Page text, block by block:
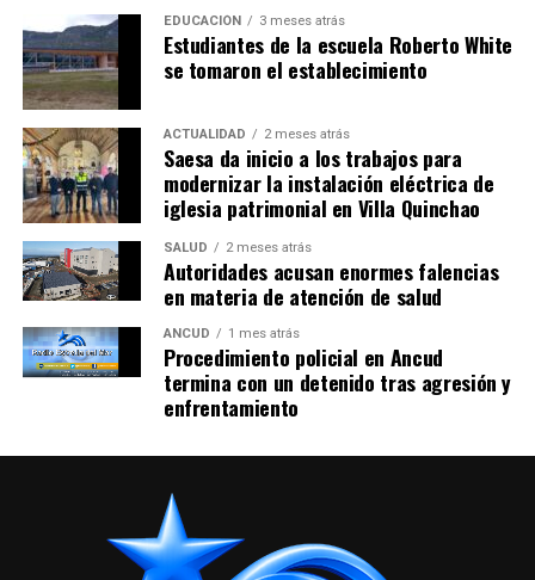
EDUCACIÓN 3 meses atrás
Estudiantes de la escuela Roberto White
se tomaron el establecimiento
ACTUALIDAD 2 meses atrás
Saesa da inicio a los trabajos para
modernizar la instalación eléctrica de
iglesia patrimonial en Villa Quinchao
SALUD 2 meses atrás
Autoridades acusan enormes falencias
en materia de atención de salud
ANCUD 1 mes atrás
Procedimiento policial en Ancud
termina con un detenido tras agresión y
enfrentamiento